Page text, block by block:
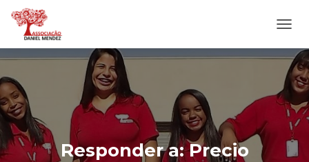
L
T
E
R
N
A
N
A
Responder a: Precio